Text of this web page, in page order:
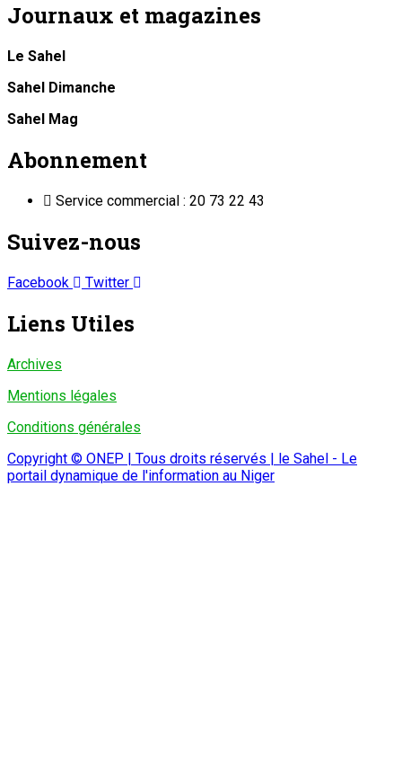
Journaux et magazines
Le Sahel
Sahel Dimanche
Sahel Mag
Abonnement
Service commercial : 20 73 22 43
Suivez-nous
Facebook Twitter
Liens Utiles
Archives
Mentions légales
Conditions générales
Copyright © ONEP | Tous droits réservés | le Sahel - Le
portail dynamique de l'information au Niger